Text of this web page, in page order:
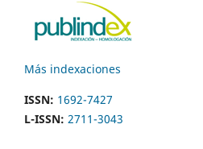
Más indexaciones
ISSN: 1692-7427
L-ISSN: 2711-3043